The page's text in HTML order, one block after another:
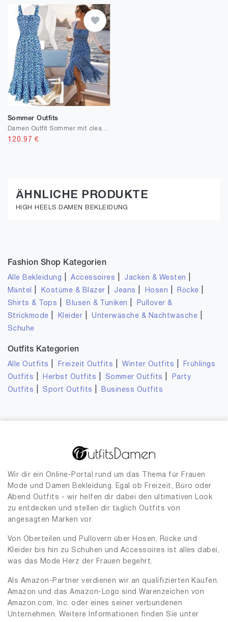
Sommer Outfits
120.97 €
ÄHNLICHE PRODUKTE
HIGH HEELS DAMEN BEKLEIDUNG
Fashion Shop Kategorien
Alle Bekleidung |Accessoires Jacken & Westen
Mäntel Kostüme & Blazer Jeans Hosen Röcke
Shirts & Tops Blusen & Tuniken
Pullover &
Strickmode
Kleider |Unterwäsche & Nachtwäsche
Schuhe
Outfits Kategorien
Alle Outfits Freizeit Outfits |Winter Outfits
Frühlings
Outfits
Herbst Outfits Sommer Outfits
Party
Outfits
Sport Outfits Business Outfits
Wir dir ein Online-Portal rund um das Thema für Frauen
Mode und Damen Bekleidung. Egal ob Freizeit, Büro oder
Abend Outfits - wir helfen dir dabei den ultimativen Look
zu entdecken und stellen dir täglich Outfits von
angesagten Marken vor.
Von Oberteilen und Pullovern über Hosen, Röcke und
Kleider bis hin zu Schuhen und Accessoires ist alles dabei,
was das Mode Herz der Frauen begehrt.
Als Amazon-Partner verdienen wir an qualifizierten Käufen.
Amazon und das Amazon-Logo sind Warenzeichen von
Amazon.com, Inc. oder eines seiner verbundenen
Unternehmen. Weitere Informationen finden Sie unter